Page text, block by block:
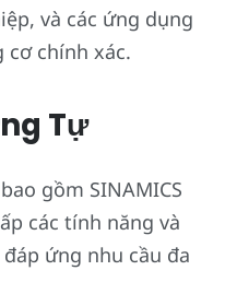
và các ứng dụng
cơ chính xác.
Tự
gồm SINAMICS
các tính năng và
ứng nhu cầu đa